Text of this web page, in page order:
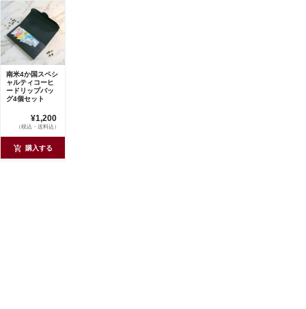
南米4か国スペシ
ャルティコーヒ
ードリップバッ
グ4個セット
¥1,200
（税込・送料込）
購入する